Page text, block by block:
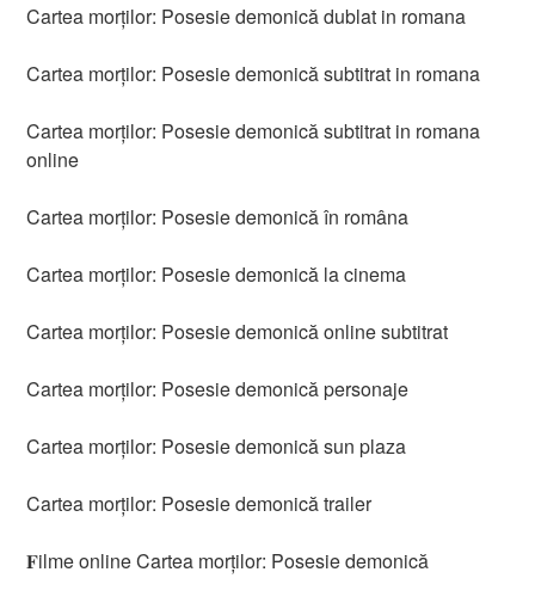
Cartea morților: Posesie demonică dublat in romana
Cartea morților: Posesie demonică subtitrat in romana
Cartea morților: Posesie demonică subtitrat in romana
online
Cartea morților: Posesie demonică în româna
Cartea morților: Posesie demonică la cinema
Cartea morților: Posesie demonică online subtitrat
Cartea morților: Posesie demonică personaje
Cartea morților: Posesie demonică sun plaza
Cartea morților: Posesie demonică trailer
𝐅ilme online Cartea morților: Posesie demonică